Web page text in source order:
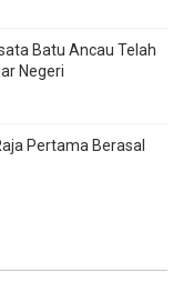
Batu Ancau Telah
Negeri
Pertama Berasal